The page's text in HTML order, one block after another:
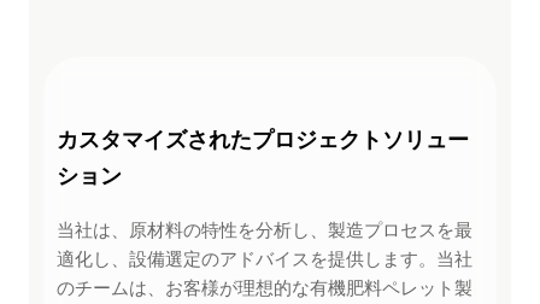
カスタマイズされたプロジェクトソリュー
ション
当社は、原材料の特性を分析し、製造プロセスを最
適化し、設備選定のアドバイスを提供します。当社
のチームは、お客様が理想的な有機肥料ペレット製